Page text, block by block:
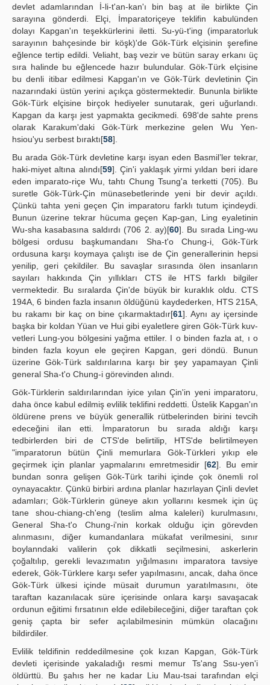
devlet adamlarından İ-li-t'an-kan'ı bin baş at ile birlikte Çin
sarayına gönderdi. Elçi, İmparatoriçeye teklifin kabulünden
dolayı Kapgan'ın teşekkürlerini iletti. Su-yü-t'ing (imparatorluk
sarayının bahçesinde bir köşk)'de Gök-Türk elçisinin şerefine
eğlence tertip edildi. Veliaht, baş vezir ve bütün saray erkanı üç
sıra halinde bu eğlencede hazır bulundular. Gök-Türk elçisine
bu denli itibar edilmesi Kapgan'ın ve Gök-Türk devletinin Çin
nazarındaki üstün yerini açıkça göstermektedir. Bununla birlikte
Gök-Türk elçisine birçok hediyeler sunutarak, geri uğurlandı.
Kapgan da karşı jest yapmakta gecikmedi. 698'de sahte prens
olarak Karakum'daki Gök-Türk merkezine gelen Wu Yen-
hsiou'yu serbest bıraktı[58].
Bu arada Gök-Türk devletine karşı isyan eden Basmil’ler tekrar,
haki-miyet altına alındı[59]. Çin'i yaklaşık yirmi yıldan beri idare
eden imparato-riçe Wu, tahtı Chung Tsung'a terketti (705). Bu
suretle Gök-Türk-Çin münasebetlerinde yeni bir devir açıldı.
Çünkü tahta yeni geçen Çin imparatoru farklı tutum içindeydi.
Bunun üzerine tekrar hücuma geçen Kap-gan, Ling eyaletinin
Wu-sha kasabasına saldırdı (706 2. ay)[60]. Bu sırada Ling-wu
bölgesi ordusu başkumandanı Sha-t'o Chung-i, Gök-Türk
ordusuna karşı koymaya çalıştı ise de Çin generallerinin hepsi
yenilip, geri çekildiler. Bu savaşlar sırasında ölen insanların
sayıları hakkında Çin yıllıkları CTS ile HTS farklı bilgiler
vermektedir. Bu sıralarda Çin'de büyük bir kuraklık oldu. CTS
194A, 6 binden fazla insanın öldüğünü kaydederken, HTS 215A,
bu rakamı bir kaç on bine çıkarmaktadır[61]. Aynı ay içersinde
başka bir koldan Yüan ve Hui gibi eyaletlere giren Gök-Türk kuv-
vetleri Lung-you bölgesini yağma ettiler. I o binden fazla at, ı o
binden fazla koyun ele geçiren Kapgan, geri döndü. Bunun
üzerine Gök-Türk saldırılarına karşı bir şey yapamayan Çinli
general Sha-t'o Chung-i görevinden alındı.
Gök-Türklerin saldırılarından iyice yılan Çin'in yeni imparatoru,
daha önce kabul edilmiş evlilik teklifini reddetti. Üstelik Kapgan'ın
öldürene prens ve büyük generallik rütbelerinden birini tevcih
edeceğini ilan etti. İmparatorun bu sırada aldığı karşı
tedbirlerden biri de CTS'de belirtilip, HTS'de belirtilmeyen
"imparatorun bütün Çinli memurlara Gök-Türkleri yıkıp ele
geçirmek için planlar yapmalarını emretmesidir [62]. Bu emir
bundan sonra gelişen Gök-Türk tarihi içinde çok önemli rol
oynayacaktır. Çünkü birbiri ardına planlar hazırlayan Çinli devlet
adamları; Gök-Türklerin güneye akın yollarını kesmek için üç
tane shou-chiang-ch'eng (teslim alma kaleleri) kurulmasını,
General Sha-t'o Chung-i'nin korkak olduğu için görevden
alınmasını, diğer kumandanlara mükafat verilmesini, sınır
boylanndaki valilerin çok dikkatli seçilmesini, askerlerin
çoğaltılıp, gerekli levazımatın yığılmasını imparatora tavsiye
ederek, Gök-Türklere karşı sefer yapılmasını, ancak, daha önce
Gök-Türk ülkesi içinde müsait durumun yaratılmasını, öte
taraftan kazanılacak süre içerisinde onlara karşı savaşacak
ordunun eğitimi fırsatının elde edilebileceğini, diğer taraftan çok
geniş çapta bir sefer açılabilmesinin mümkün olacağını
bildirdiler.
Evlilik teldifinin reddedilmesine çok kızan Kapgan, Gök-Türk
devleti içerisinde yakaladığı resmi memur Ts'ang Ssu-yen'i
öldürttü. Bu şahıs her ne kadar Liu Mau-tsai tarafından elçi